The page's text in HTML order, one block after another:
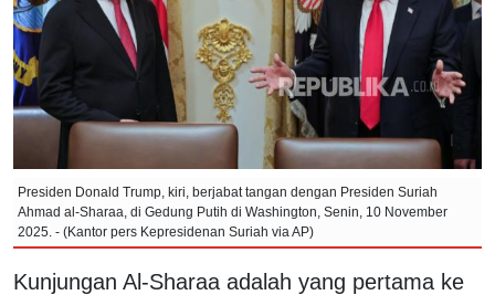
Presiden Donald Trump, kiri, berjabat tangan dengan Presiden Suriah
Ahmad al-Sharaa, di Gedung Putih di Washington, Senin, 10 November
2025. - (Kantor pers Kepresidenan Suriah via AP)
Kunjungan Al-Sharaa adalah yang pertama ke